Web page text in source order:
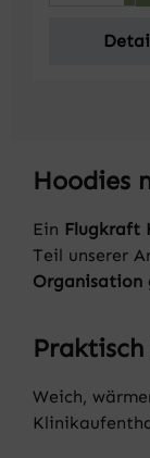
Hoodies
Ein Flugkraft
Teil unserer
Organisation
Weich,